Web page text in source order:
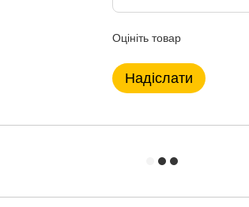
Оцініть товар
Надіслати